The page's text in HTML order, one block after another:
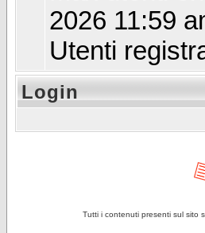
2026 11:59
Utenti
Login
Tutti i contenuti presenti sul sito